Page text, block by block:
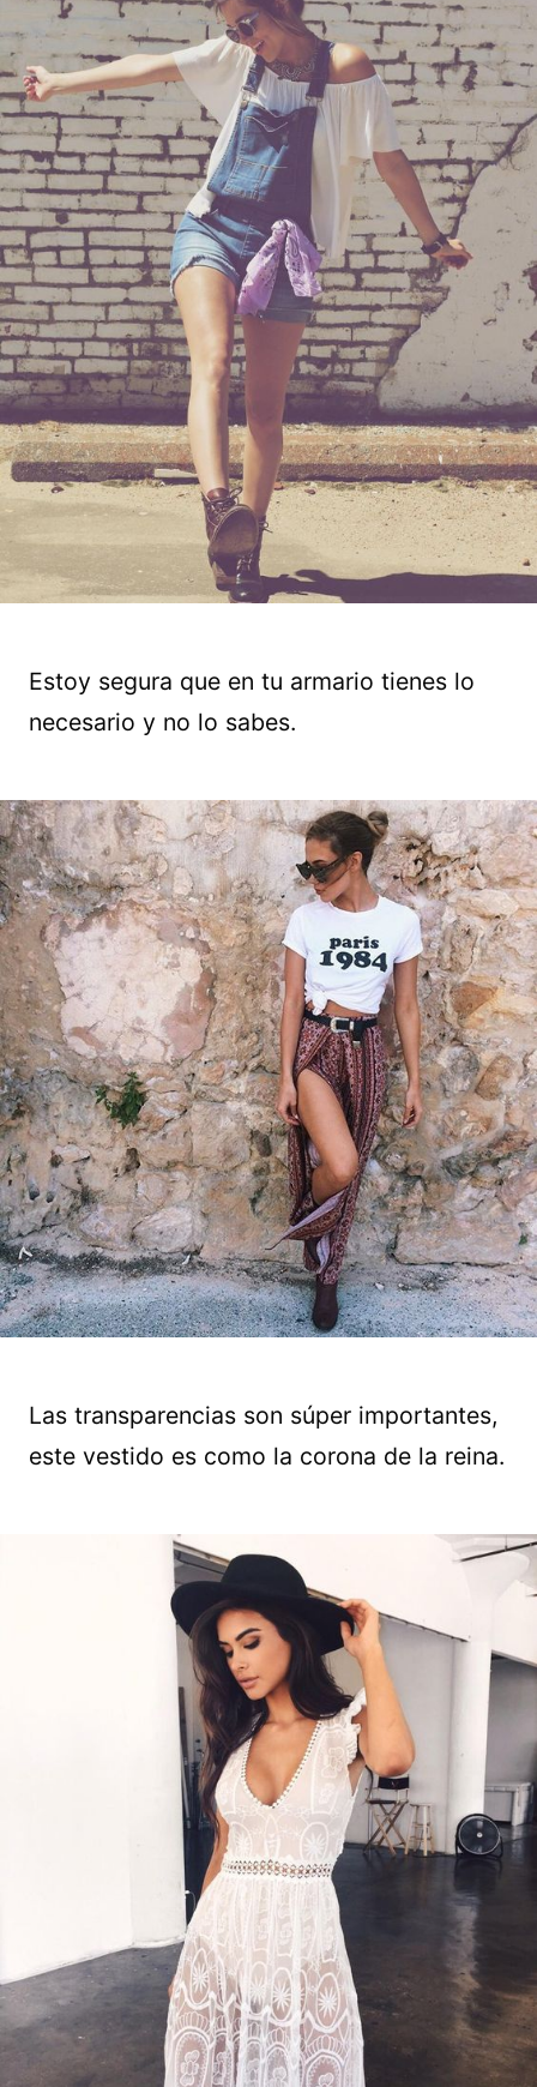
Estoy segura que en tu armario tienes lo
necesario y no lo sabes.
Las transparencias son súper importantes,
este vestido es como la corona de la reina.